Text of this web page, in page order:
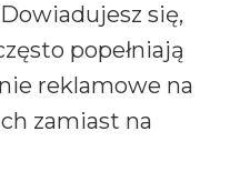
się,
popełniają
reklamowe na
zamiast na